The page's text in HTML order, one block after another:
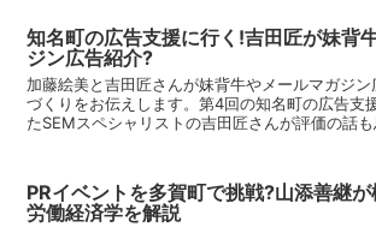
知名町の広告支援に行く!吉田匠が妹背
ジン広告紹介?
加藤絵美と吉田匠さんが妹背牛やメールマガジ
づくりをお伝えします。第4回の知名町の広告支
たSEMスペシャリストの吉田匠さんが評価の話も
PRイベントを多賀町で挑戦?山添善継が
労働経済学を解説